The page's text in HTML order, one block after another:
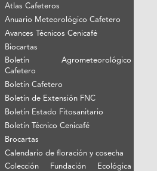
Atlas Cafeteros
Anuario Meteorológico Cafetero
Avances Técnicos Cenicafé
Biocartas
Boletín Agrometeorológico
Cafetero
Boletín Cafetero
Boletín de Extensión FNC
Boletín Estado Fitosanitario
Boletín Técnico Cenicafé
Brocartas
Calendario de floración y cosecha
Colección Fundación Ecológica